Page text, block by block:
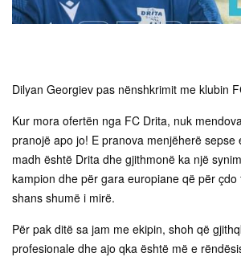
Dilyan Georgiev pas nënshkrimit me klubin
Kur mora ofertën nga FC Drita, nuk
pranojë apo jo! E pranova menjëherë sepse
madh është Drita dhe gjithmonë ka një
kampion dhe për gara europiane që për
shans shumë i mirë.
Për pak ditë sa jam me ekipin, shoh që
profesionale dhe ajo qka është më e